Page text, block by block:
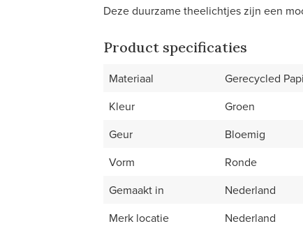
Deze duurzame theelichtjes zijn een
Product specificaties
Materiaal
Gerecycled
Kleur
Groen
Geur
Bloemig
Vorm
Ronde
Gemaakt in
Nederland
Merk locatie
Nederland